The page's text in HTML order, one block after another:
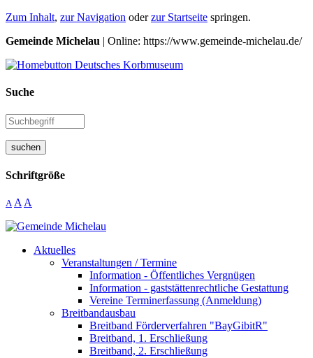
Zum Inhalt, zur Navigation oderzur Startseite springen.
Gemeinde Michelau | Online: https://www.gemeinde-michelau.de/
Suche
suchen
Schriftgröße
A A A
Aktuelles
Veranstaltungen / Termine
Information - Öffentliches Vergnügen
Information - gaststättenrechtliche Gestattung
Vereine Terminerfassung (Anmeldung)
Breitbandausbau
Breitband Förderverfahren "BayGibitR"
Breitband, 1. Erschließung
Breitband, 2. Erschließung